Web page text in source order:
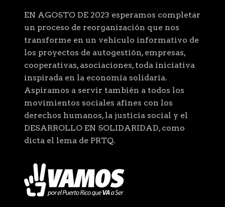
EN AGOSTO DE 2023 esperamos completar
un proceso de reorganización que nos
transforme en un vehículo informativo de
los proyectos de autogestión, empresas,
cooperativas, asociaciones, toda iniciativa
inspirada en la economía solidaria.
Aspiramos a servir también a todos los
movimientos sociales afines con los
derechos humanos, la justicia social y el
DESARROLLO EN SOLIDARIDAD, como
dicta el lema de PRTQ.